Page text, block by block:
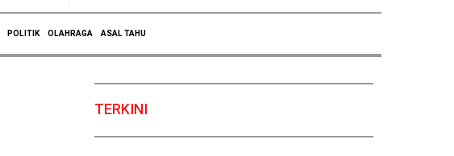
POLITIK OLAHRAGA ASAL TAHU
TERKINI